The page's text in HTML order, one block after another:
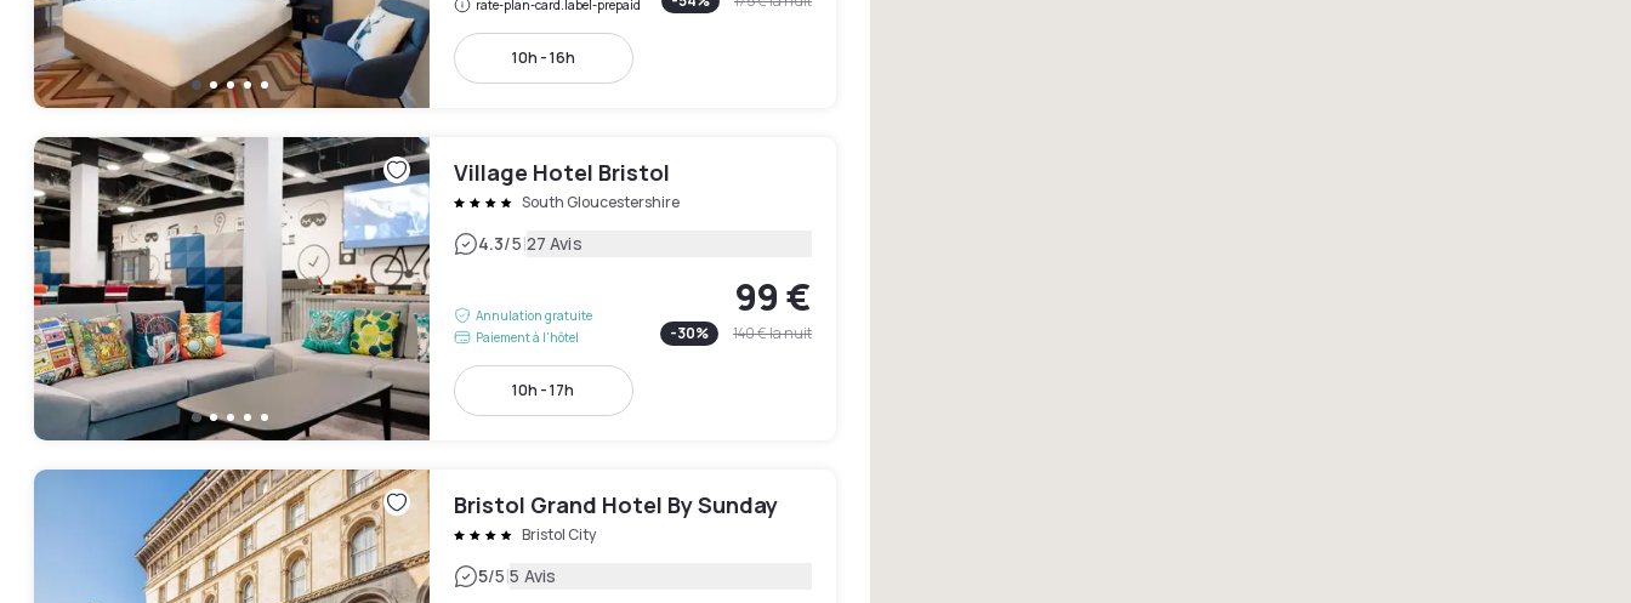
rate-plan-card.label-prepaid
10h - 16h
Village Hotel Bristol
South Gloucestershire
4.3/5|27 Avis
Annulation gratuite
Paiement à l'hôtel
99 €
-30% 140 €la nuit
10h - 17h
Bristol Grand Hotel By Sunday
Bristol City
5/5|5 Avis